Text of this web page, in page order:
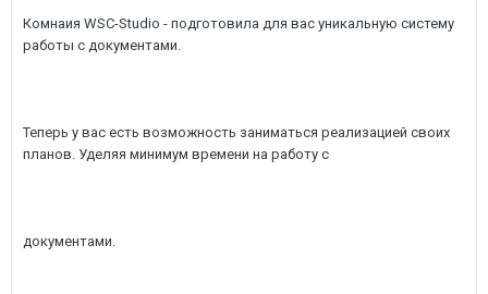
Комнаия WSC-Studio - подготовила для вас уникальную систему
работы с документами.
Теперь у вас есть возможность заниматься реализацией своих
планов. Уделяя минимум времени на работу с
документами.